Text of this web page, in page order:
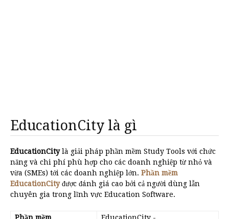
EducationCity là gì
EducationCitylà giải pháp phần mềm Study Tools với chức
năng và chi phí phù hợp cho các doanh nghiệp từ nhỏ và
vừa (SMEs) tới các doanh nghiệp lớn. Phần mềm
EducationCityđược đánh giá cao bởi cả người dùng lẫn
chuyên gia trong lĩnh vực Education Software.